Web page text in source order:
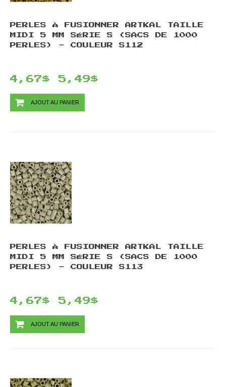
PERLES À FUSIONNER ARTKAL TAILLE
MIDI 5 MM SÉRIE S (SACS DE 1000
PERLES) - COULEUR S112
4,67$ 5,49$
AJOUT AU PANIER
PERLES À FUSIONNER ARTKAL TAILLE
MIDI 5 MM SÉRIE S (SACS DE 1000
PERLES) - COULEUR S113
4,67$ 5,49$
AJOUT AU PANIER